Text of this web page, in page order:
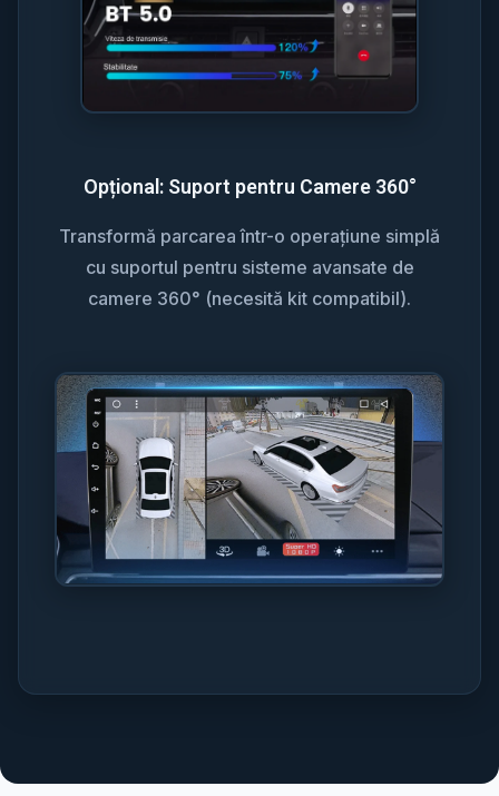
Opțional: Suport pentru Camere 360°
Transformă parcarea într-o operațiune simplă
cu suportul pentru sisteme avansate de
camere 360° (necesită kit compatibil).